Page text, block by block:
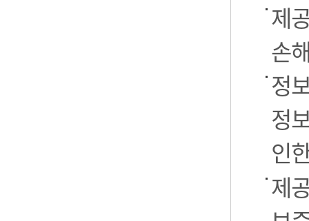
제
손
정
정
인
제